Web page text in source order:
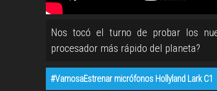
Nos tocó el turno de probar los
procesador más rápido del planeta?
#VamosaEstrenar micrófonos Hollyland Lark C1